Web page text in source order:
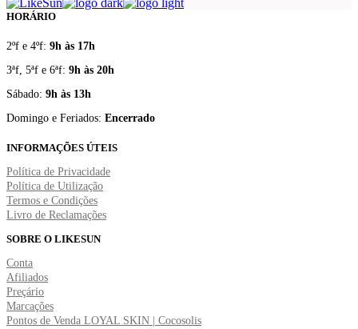
HORÁRIO
2ºf e 4ºf: 9h às 17h
3ªf, 5ªf e 6ªf: 9h às 20h
Sábado: 9h às 13h
Domingo e Feriados: Encerrado
INFORMAÇÕES ÚTEIS
Política de Privacidade
Política de Utilização
Termos e Condições
Livro de Reclamações
SOBRE O LIKESUN
Conta
Afiliados
Preçário
Marcações
Pontos de Venda LOYAL SKIN | Cocosolis